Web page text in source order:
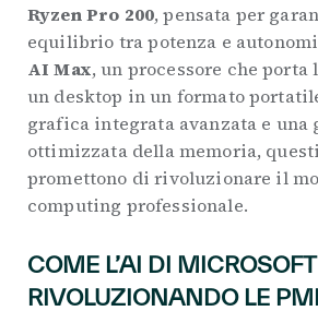
Ryzen Pro 200, pensata per
equilibrio tra potenza e
AI Max, un processore che
un desktop in un formato
grafica integrata avanzata e una
ottimizzata della memoria,
promettono di rivoluzionare il
computing professionale.
COME L’AI DI
RIVOLUZIONANDO LE PMI